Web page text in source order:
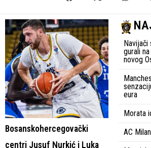
Bosanskohercegovački
centri Jusuf Nurkić i Luka
Navijači
gurali
novog
eura
Morata
AC